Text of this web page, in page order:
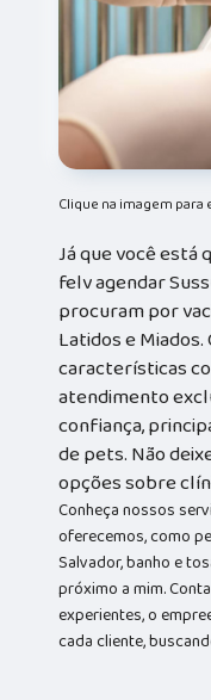
Clique na imagem para
Já que você está
felv agendar
procuram por
Latidos e
características
atendimento
confiança,
de pets. Não
opções sobre
Conheça nossos
oferecemos, como
Salvador, banho e
próximo a mim.
experientes, o
cada cliente,